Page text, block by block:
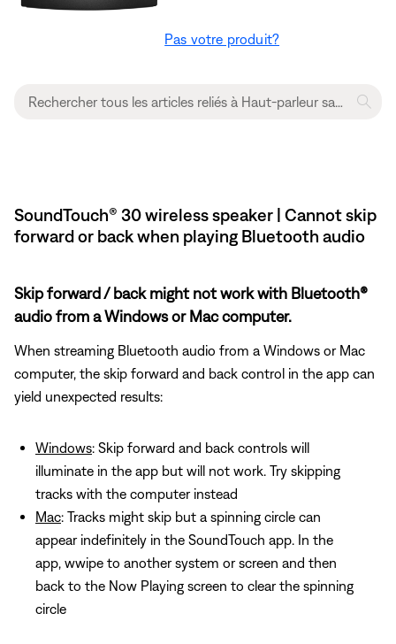
Pas votre produit?
SoundTouch® 30 wireless speaker | Cannot skip
forward or back when playing Bluetooth audio
Skip forward / back might not work with Bluetooth®
audio from a Windows or Mac computer.
When streaming Bluetooth audio from a Windows or Mac
computer, the skip forward and back control in the app can
yield unexpected results:
Windows: Skip forward and back controls will
illuminate in the app but will not work. Try skipping
tracks with the computer instead
Mac: Tracks might skip but a spinning circle can
appear indefinitely in the SoundTouch app. In the
app, wwipe to another system or screen and then
back to the Now Playing screen to clear the spinning
circle